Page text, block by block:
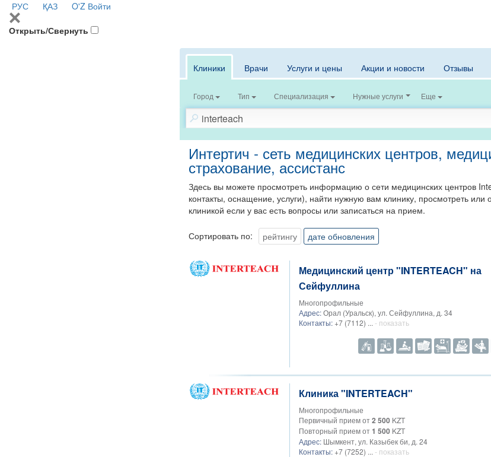
РУС ҚАЗ O'Z Войти
Открыть/Свернуть
Клиники Врачи Услуги и цены Акции и новости Отзывы
Город Тип Специализация Нужные услуги Еще
Интертич - сеть медицинских центров,
страхование, ассистанс
Здесь вы можете просмотреть информацию о сети медицинских центров
контакты, оснащение, услуги), найти нужную вам клинику, просмотреть или
клиникой если у вас есть вопросы или записаться на прием.
Сортировать по: рейтингу дате обновления
Медицинский центр "INTERTEACH" на
Сейфуллина
Многопрофильные
Адрес:Орал (Уральск), ул. Сейфуллина, д. 34
Контакты: +7 (7112) ... - показать
Клиника "INTERTEACH"
Многопрофильные
Первичный прием от2 500KZT
Повторный прием от1 500KZT
Адрес:Шымкент, ул. Казыбек би, д. 24
Контакты: +7 (7252) ... - показать